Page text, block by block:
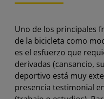
Uno de los principales
de la bicicleta como
es el esfuerzo que
derivadas (cansancio,
deportivo está muy
presencia testimonial